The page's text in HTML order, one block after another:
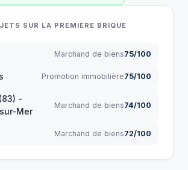
SUR LA PREMIÈRE BRIQUE
Marchand de biens75/100
Promotion immobilière75/100
-
Mer
Marchand de biens74/100
Marchand de biens72/100